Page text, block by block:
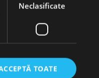
de aluminiu pe suprafața sa
Neclasificate
TOATE